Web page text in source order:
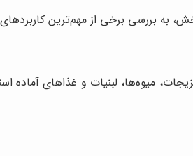
به بررسی برخی از مهم‌ترین
میوه‌ها، لبنیات و غذاهای آماده